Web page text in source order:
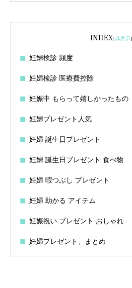
INDEX[非表示]
妊婦検診 頻度
妊婦検診 医療費控除
妊娠中 もらって嬉しかったもの
妊婦プレゼント人気
妊婦 誕生日プレゼント
妊婦 誕生日プレゼント 食べ物
妊婦 暇つぶし プレゼント
妊婦 助かる アイテム
妊娠祝い プレゼント おしゃれ
妊婦プレゼント、まとめ